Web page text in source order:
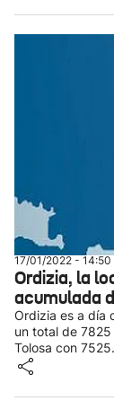
17/01/2022 - 14:50
Ordizia, la
acumulada
Ordizia es a día
un total de
Tolosa con 7525.